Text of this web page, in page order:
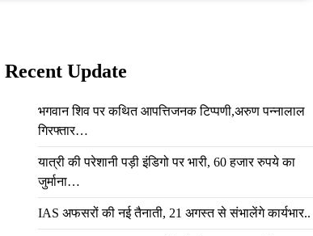
Recent Update
भगवान शिव पर कथित आपत्तिजनक टिप्पणी,अरुण पन्नालाल
गिरफ्तार…
यात्री की परेशानी पड़ी इंडिगो पर भारी, 60 हजार रुपये का
जुर्माना…
IAS अफसरों की नई तैनाती, 21 अगस्त से संभालेंगे कार्यभार..